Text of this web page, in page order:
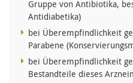
Gruppe von Antibiotika,
Antidiabetika)
bei Überempfindlichkeit
Parabene
bei Überempfindlichkeit
Bestandteile dieses